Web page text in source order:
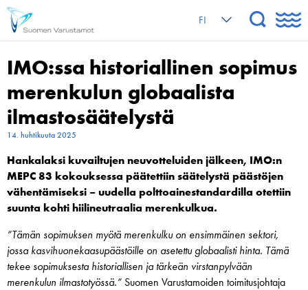
FI
IMO:ssa historiallinen sopimus
merenkulun globaalista
ilmastosäätelystä
14. huhtikuuta 2025
Hankalaksi kuvailtujen neuvotteluiden jälkeen, IMO:n
MEPC 83 kokouksessa päätettiin säätelystä päästöjen
vähentämiseksi – uudella polttoainestandardilla otettiin
suunta kohti hiilineutraalia merenkulkua.
”Tämän sopimuksen myötä merenkulku on ensimmäinen sektori,
jossa kasvihuonekaasupäästöille on asetettu globaalisti hinta. Tämä
tekee sopimuksesta historiallisen ja tärkeän virstanpylvään
merenkulun ilmastotyössä.” Suomen Varustamoiden toimitusjohtaja